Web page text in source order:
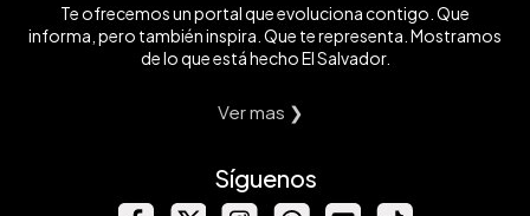
Te ofrecemos un portal que evoluciona contigo. Que
informa, pero también inspira. Que te representa. Mostramos
de lo que está hecho El Salvador.
Ver mas ❯
Síguenos